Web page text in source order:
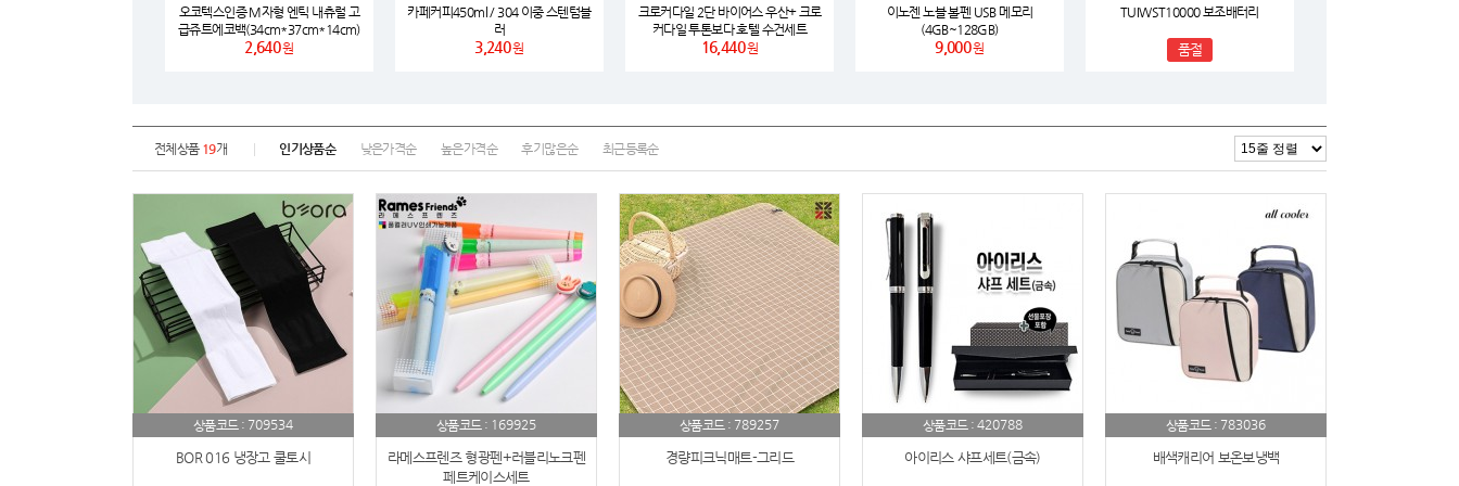
18 노트
22 티슈
23 손톱
24 손톱깍이
25 AP-100071
26 보냉
27 AP-100052
오코텍스인증 M자형 엔틱 내츄럴 고
급쥬트에코백(34cm*37cm*14cm)
2,640원
카페커피450ml / 304 이중 스텐텀블
러
3,240원
크로커다일 2단 바이어스 우산+ 크로
커다일 투톤보다 호텔 수건세트
16,440원
이노젠 노블 볼펜 USB 메모리
(4GB~128GB)
9,000원
TUIWST10000 보조배터리
품절
전체상품 19개 인기상품순 낮은가격순 높은가격순 후기많은순 최근등록순
상품코드 : 709534
BOR 016 냉장고 쿨토시
상품코드 : 169925
라메스프렌즈 형광펜+러블리노크펜
페트케이스세트
상품코드 : 789257
경량피크닉매트-그리드
상품코드 : 420788
아이리스 샤프세트(금속)
상품코드 : 783036
배색캐리어 보온보냉백